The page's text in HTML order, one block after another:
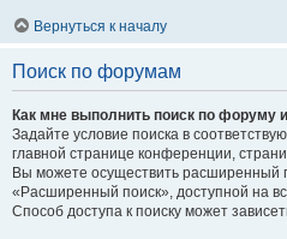
Вернуться к началу
Поиск по форумам
Как мне выполнить поиск по форуму
Задайте условие поиска в
главной странице конференции,
Вы можете осуществить расширенный
«Расширенный поиск», доступной на
Способ доступа к поиску может